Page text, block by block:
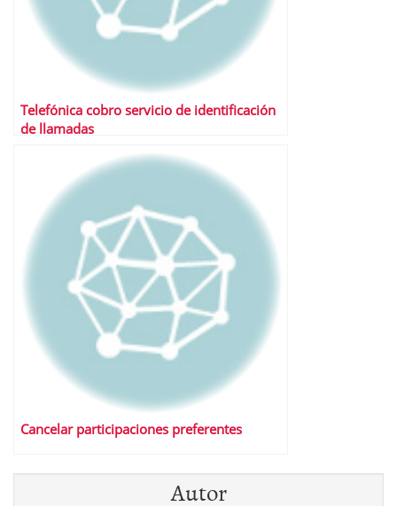
Telefónica cobro servicio de identificación
de llamadas
Cancelar participaciones preferentes
Autor